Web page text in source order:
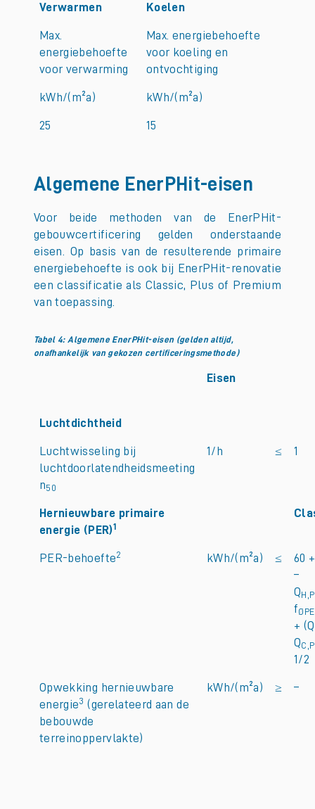
Verwarmen Koelen
Max.
energiebehoefte
voor verwarming
Max. energiebehoefte
voor koeling en
ontvochtiging
kWh/(m²a) kWh/(m²a)
25 15
Algemene EnerPHit-eisen
Voor beide methoden van de EnerPHit-
gebouwcertificering gelden onderstaande
eisen. Op basis van de resulterende primaire
energiebehoefte is ook bij EnerPHit-renovatie
een classificatie als Classic, Plus of Premium
van toepassing.
Tabel 4: Algemene EnerPHit-eisen (gelden altijd,
onafhankelijk van gekozen certificeringsmethode)
Eisen
Luchtdichtheid
Luchtwisseling bij
luchtdoorlatendheidsmeeting
n50
1/h ≤ 1
Hernieuwbare primaire
energie (PER)1
PER-behoefte2 kWh/(m²a) ≤
60
–
Q
f
+ (Q
Q
1/2
Opwekking hernieuwbare
energie3 (gerelateerd aan de
bebouwde
terreinoppervlakte)
kWh/(m²a) ≥ –